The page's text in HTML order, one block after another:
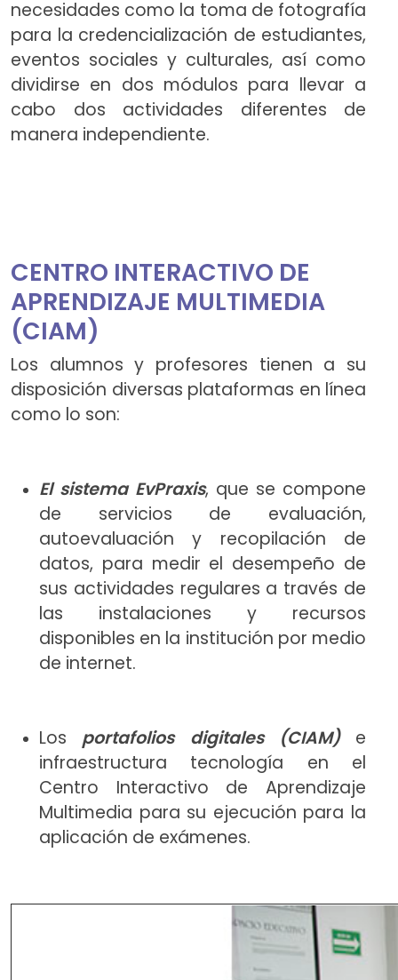
necesidades como la toma de fotografía
para la credencialización de estudiantes,
eventos sociales y culturales, así como
dividirse en dos módulos para llevar a
cabo dos actividades diferentes de
manera independiente.
CENTRO INTERACTIVO DE
APRENDIZAJE MULTIMEDIA
(CIAM)
Los alumnos y profesores tienen a su
disposición diversas plataformas en línea
como lo son:
El sistema EvPraxis, que se compone
de servicios de evaluación,
autoevaluación y recopilación de
datos, para medir el desempeño de
sus actividades regulares a través de
las instalaciones y recursos
disponibles en la institución por medio
de internet.
Los portafolios digitales (CIAM)e
infraestructura tecnología en el
Centro Interactivo de Aprendizaje
Multimedia para su ejecución para la
aplicación de exámenes.